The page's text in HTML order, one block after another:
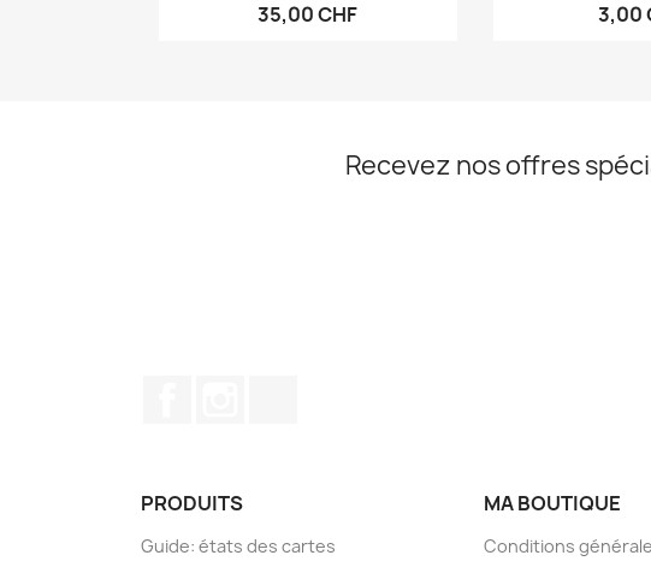
35,00 CHF 3,00
Recevez nos offres
PRODUITS
Guide: états des cartes
MA BOUTIQUE
Conditions